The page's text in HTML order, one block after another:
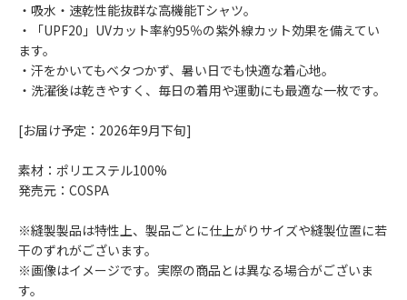
・吸水・速乾性能抜群な高機能Tシャツ。
・「UPF20」UVカット率約95％の紫外線カット効果を備えてい
ます。
・汗をかいてもベタつかず、暑い日でも快適な着心地。
・洗濯後は乾きやすく、毎日の着用や運動にも最適な一枚です。
[お届け予定：2026年9月下旬]
素材：ポリエステル100%
発売元：COSPA
※縫製製品は特性上、製品ごとに仕上がりサイズや縫製位置に若
干のずれがございます。
※画像はイメージです。実際の商品とは異なる場合がございま
す。